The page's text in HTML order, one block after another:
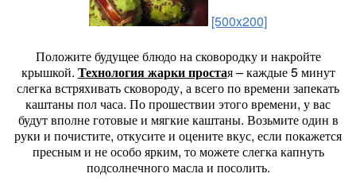
[500x200]
Положите будущее блюдо на сковородку и накройте
крышкой. Технология жарки простая – каждые 5 минут
слегка встряхивать сковороду, а всего по времени запекать
каштаны пол часа. По прошествии этого времени, у вас
будут вполне готовые и мягкие каштаны. Возьмите один в
руки и почистите, откусите и оцените вкус, если покажется
пресным и не особо ярким, то можете слегка капнуть
подсолнечного масла и посолить.